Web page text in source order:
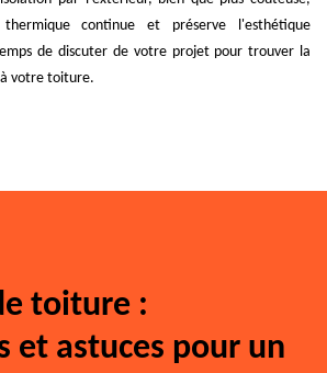
continue et préserve l'esthétique
de discuter de votre projet pour trouver la
votre toiture.
toiture :
et astuces pour un